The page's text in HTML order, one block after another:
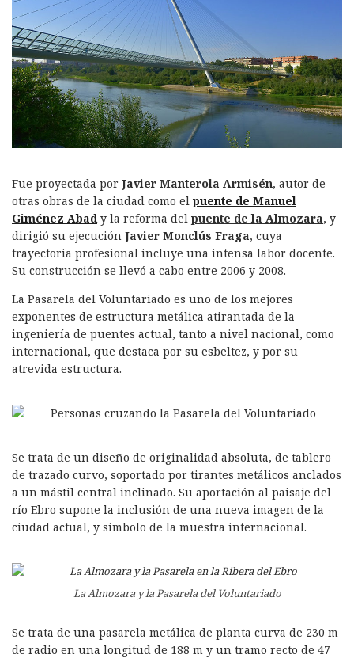
Fue proyectada por Javier Manterola Armisén, autor de
otras obras de la ciudad como el puente de Manuel
Giménez Abady la reforma del puente de la Almozara, y
dirigió su ejecución Javier Monclús Fraga, cuya
trayectoria profesional incluye una intensa labor docente.
Su construcción se llevó a cabo entre 2006 y 2008.
La Pasarela del Voluntariado es uno de los mejores
exponentes de estructura metálica atirantada de la
ingeniería de puentes actual, tanto a nivel nacional, como
internacional, que destaca por su esbeltez, y por su
atrevida estructura.
Se trata de un diseño de originalidad absoluta, de tablero
de trazado curvo, soportado por tirantes metálicos anclados
a un mástil central inclinado. Su aportación al paisaje del
río Ebro supone la inclusión de una nueva imagen de la
ciudad actual, y símbolo de la muestra internacional.
La Almozara y la Pasarela del Voluntariado
Se trata de una pasarela metálica de planta curva de 230 m
de radio en una longitud de 188 m y un tramo recto de 47